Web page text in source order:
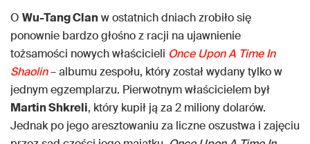
O Wu-Tang Clanw ostatnich dniach zrobiło się
ponownie bardzo głośno z racji na ujawnienie
tożsamości nowych właścicieli Once Upon A Time In
Shaolin– albumu zespołu, który został wydany tylko w
jednym egzemplarzu. Pierwotnym właścicielem był
Martin Shkreli, który kupił ją za 2 miliony dolarów.
Jednak po jego aresztowaniu za liczne oszustwa i zajęciu